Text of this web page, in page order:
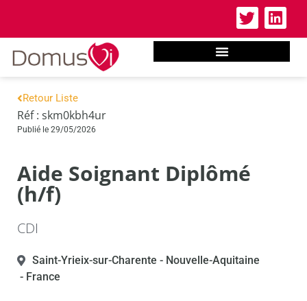
Retour Liste
Réf : skm0kbh4ur
Publié le 29/05/2026
Aide Soignant Diplômé
(h/f)
CDI
Saint-Yrieix-sur-Charente - Nouvelle-Aquitaine
- France